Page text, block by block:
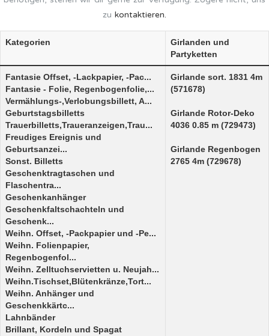
zu kontaktieren.
Kategorien
Girlanden und
Partyketten
Fantasie Offset, -Lackpapier, -Pac...
Fantasie - Folie, Regenbogenfolie,...
Vermählungs-,Verlobungsbillett, A...
Geburtstagsbilletts
Trauerbilletts,Traueranzeigen,Trau...
Freudiges Ereignis und
Geburtsanzei...
Sonst. Billetts
Geschenktragtaschen und
Flaschentra...
Geschenkanhänger
Geschenkfaltschachteln und
Geschenk...
Weihn. Offset, -Packpapier und -Pe...
Weihn. Folienpapier,
Regenbogenfol...
Weihn. Zelltuchservietten u. Neujah...
Weihn.Tischset,Blütenkränze,Tort...
Weihn. Anhänger und
Geschenkkärtc...
Lahnbänder
Brillant, Kordeln und Spagat
Girlande sort. 1831 4m
(571678)
Girlande Rotor-Deko
4036 0.85 m (729473)
Girlande Regenbogen
2765 4m (729678)